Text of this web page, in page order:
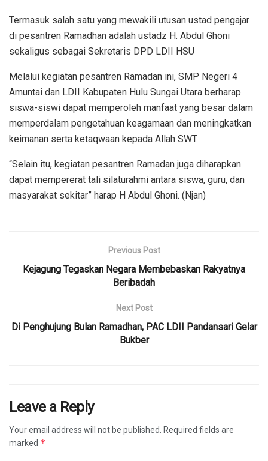
Termasuk salah satu yang mewakili utusan ustad pengajar
di pesantren Ramadhan adalah ustadz H. Abdul Ghoni
sekaligus sebagai Sekretaris DPD LDII HSU
Melalui kegiatan pesantren Ramadan ini, SMP Negeri 4
Amuntai dan LDII Kabupaten Hulu Sungai Utara berharap
siswa-siswi dapat memperoleh manfaat yang besar dalam
memperdalam pengetahuan keagamaan dan meningkatkan
keimanan serta ketaqwaan kepada Allah SWT.
“Selain itu, kegiatan pesantren Ramadan juga diharapkan
dapat mempererat tali silaturahmi antara siswa, guru, dan
masyarakat sekitar” harap H Abdul Ghoni. (Njan)
Previous Post
Kejagung Tegaskan Negara Membebaskan Rakyatnya
Beribadah
Next Post
Di Penghujung Bulan Ramadhan, PAC LDII Pandansari Gelar
Bukber
Leave a Reply
Your email address will not be published. Required fields are
marked *